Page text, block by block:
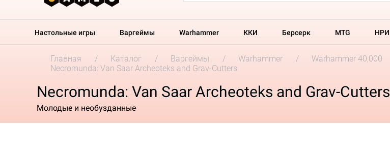
Настольные игры Варгеймы Warhammer ККИ Берсерк MTG НРИ
Главная Каталог Варгеймы Warhammer Warhammer 40,000
Necromunda: Van Saar Archeoteks and Grav-Cutters
Necromunda: Van Saar Archeoteks and Grav-Cutters
Молодые и необузданные